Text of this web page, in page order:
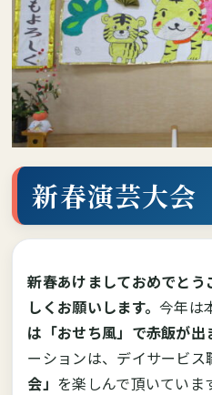
新春演芸大会
新春あけましておめでとう
しくお願いします。今年は
は「おせち風」で赤飯が出
ーションは、デイサービス
会」 を楽しんで頂いていま